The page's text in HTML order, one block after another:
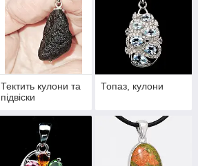
Тектить кулони та
підвіски
Топаз, кулони